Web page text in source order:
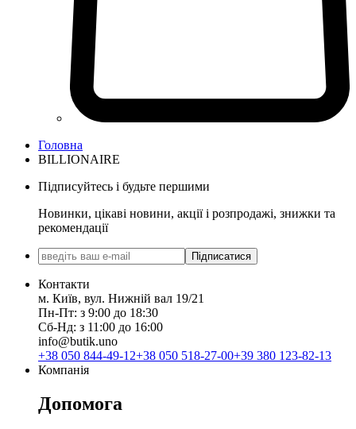
Головна
BILLIONAIRE
Підписуйтесь і будьте першими
Новинки, цікаві новини, акції і розпродажі, знижки та
рекомендації
Підписатися
Контакти
м. Київ, вул. Нижній вал 19/21
Пн-Пт: з 9:00 до 18:30
Сб-Нд: з 11:00 до 16:00
info@butik.uno
+38 050 844-49-12+38 050 518-27-00+39 380 123-82-13
Компанія
Допомога